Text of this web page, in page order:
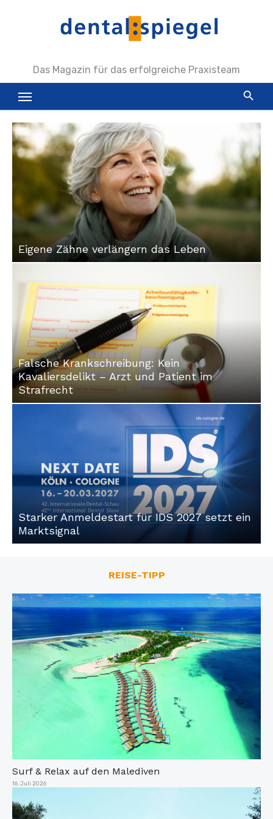
Das Magazin für das erfolgreiche Praxisteam
Eigene Zähne verlängern das Leben
Falsche Krankschreibung: Kein
Kavaliersdelikt – Arzt und Patient im
Strafrecht
Starker Anmeldestart für IDS 2027 setzt ein
Marktsignal
REISE-TIPP
Surf & Relax auf den Malediven
Veröffentlicht
16. Juli 2026